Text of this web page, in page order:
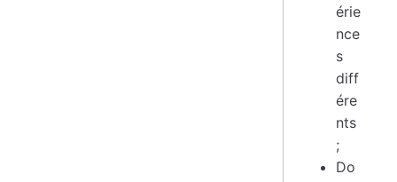
érie
nce
s
diff
ére
nts
;
Do